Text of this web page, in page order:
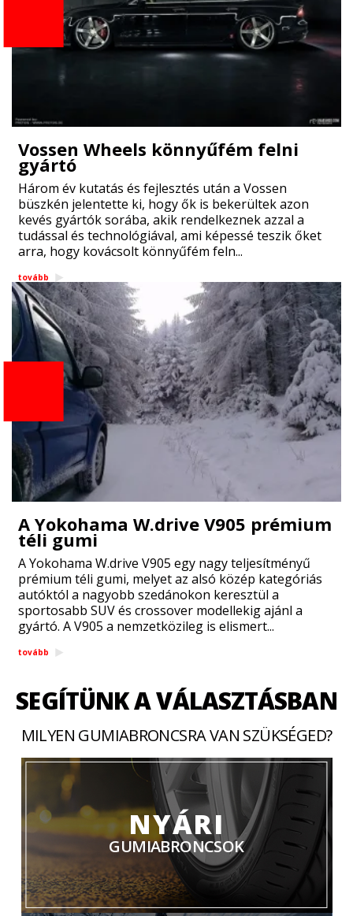
Vossen Wheels könnyűfém felni
gyártó
Három év kutatás és fejlesztés után a Vossen
büszkén jelentette ki, hogy ők is bekerültek azon
kevés gyártók sorába, akik rendelkeznek azzal a
tudással és technológiával, ami képessé teszik őket
arra, hogy kovácsolt könnyűfém feln...
tovább
A Yokohama W.drive V905 prémium
téli gumi
A Yokohama W.drive V905 egy nagy teljesítményű
prémium téli gumi, melyet az alsó közép kategóriás
autóktól a nagyobb szedánokon keresztül a
sportosabb SUV és crossover modellekig ajánl a
gyártó. A V905 a nemzetközileg is elismert...
tovább
SEGÍTÜNK A VÁLASZTÁSBAN
MILYEN GUMIABRONCSRA VAN SZÜKSÉGED?
NYÁRI
GUMIABRONCSOK